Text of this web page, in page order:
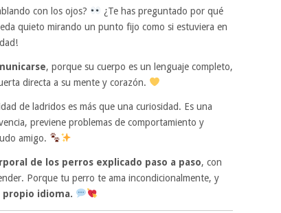
con los ojos?
¿Te has preguntado por qué
quieto mirando un punto fijo como si estuviera en
, porque su cuerpo es un lenguaje completo,
directa a su mente y corazón.
de ladridos es más que una curiosidad. Es una
previene problemas de comportamiento y
amigo.
de los perros explicado paso a paso, con
Porque tu perro te ama incondicionalmente, y
propio idioma.